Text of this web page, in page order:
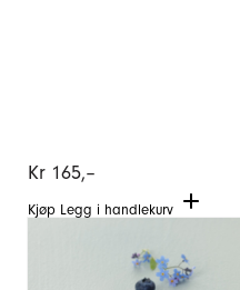
Kr 165,–
Kjøp Legg i handlekurv